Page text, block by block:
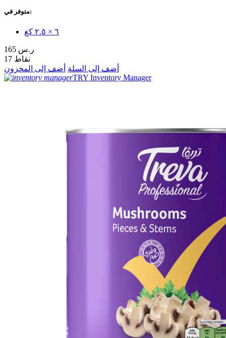
متوفر في:
٦ × ٢.٥ كغ
165 ر.س
17 نقاط
أضف إلى السلة أضف إلى المخزون
TRY Inventory Manager